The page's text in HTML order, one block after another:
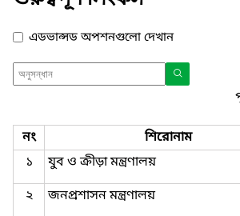
এডভান্সড অপশনগুলো দেখান
নং শিরোনাম
১
যুব ও ক্রীড়া মন্ত্রণালয়
২
জনপ্রশাসন মন্ত্রণালয়